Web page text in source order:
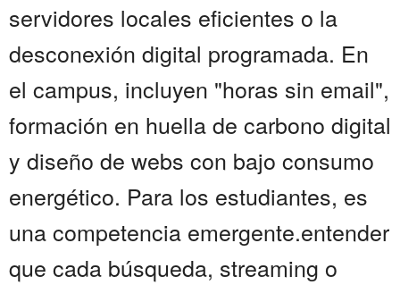
servidores locales eficientes o la
desconexión digital programada. En
el campus, incluyen "horas sin email",
formación en huella de carbono digital
y diseño de webs con bajo consumo
energético. Para los estudiantes, es
una competencia emergente.entender
que cada búsqueda, streaming o